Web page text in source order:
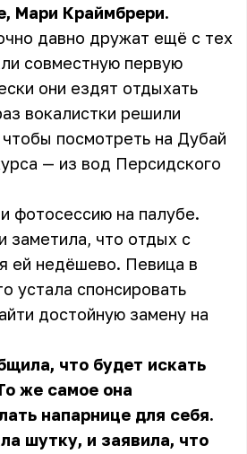
Мари Краймбрери.
давно дружат ещё с тех
совместную первую
они ездят отдыхать
вокалистки решили
посмотреть на Дубай
— из вод Персидского
фотосессию на палубе.
заметила, что отдых с
ей недёшево. Певица в
устала спонсировать
достойную замену на
что будет искать
же самое она
напарнице для себя.
шутку, и заявила, что